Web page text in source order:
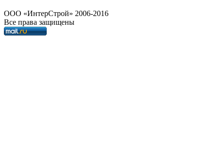
OOO «ИнтерСтрой» 2006-2016
Все права защищены